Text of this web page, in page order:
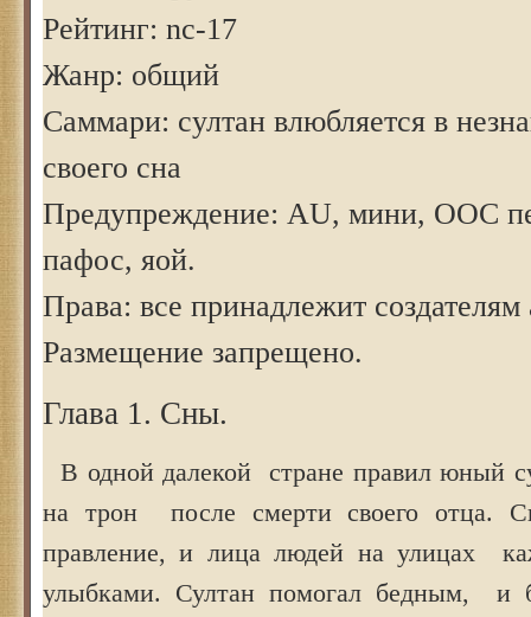
Рейтинг: nc-17
Жанр: общий
Саммари: султан влюбляется в
своего сна
Предупреждение: AU, мини, ООС
пафос, яой.
Права: все принадлежит
Размещение запрещено.
Глава 1. Сны.
В одной далекой стране правил юный
на трон после смерти своего отца.
правление, и лица людей на улицах
улыбками. Султан помогал бедным, и